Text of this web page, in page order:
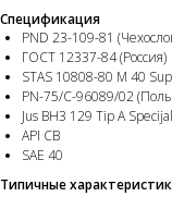
Спецификация
PND 23-109-81
ГОСТ 12337-84 (Россия)
STAS 10808-80 M 40
PN-75/C-96089/02
Jus BH3 129 Tip A
API CB
SAE 40
Типичные